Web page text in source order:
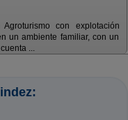
con explotación
un ambiente familiar, con un
...